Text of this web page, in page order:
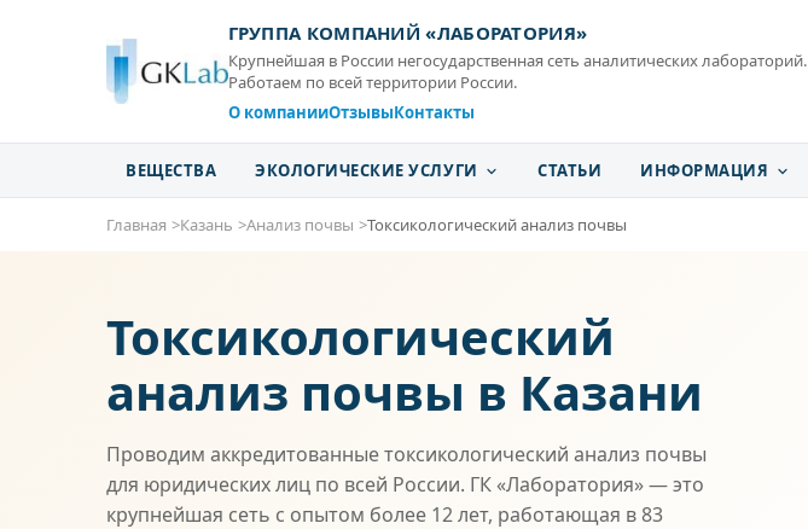
ГРУППА КОМПАНИЙ «ЛАБОРАТОРИЯ»
Крупнейшая в России негосударственная сеть аналитических лабораторий.
Работаем по всей территории России.
О компанииОтзывыКонтакты
ВЕЩЕСТВА ЭКОЛОГИЧЕСКИЕ УСЛУГИ СТАТЬИ ИНФОРМАЦИЯ
Главная Казань Анализ почвы Токсикологический анализ почвы
Токсикологический
анализ почвы в Казани
Проводим аккредитованные токсикологический анализ почвы
для юридических лиц по всей России. ГК «Лаборатория» — это
крупнейшая сеть с опытом более 12 лет, работающая в 83